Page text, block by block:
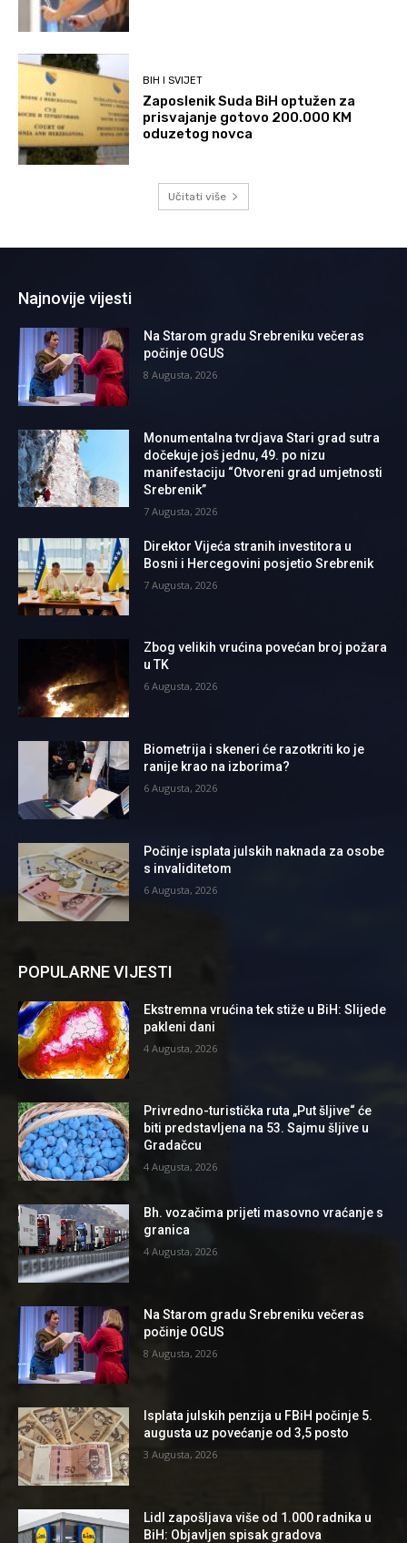
BIH I SVIJET
Zaposlenik Suda BiH optužen za
prisvajanje gotovo 200.000 KM
oduzetog novca
Učitati više
Najnovije vijesti
Na Starom gradu Srebreniku večeras
počinje OGUS
8 Augusta, 2026
Monumentalna tvrdjava Stari grad sutra
dočekuje još jednu, 49. po nizu
manifestaciju “Otvoreni grad umjetnosti
Srebrenik”
7 Augusta, 2026
Direktor Vijeća stranih investitora u
Bosni i Hercegovini posjetio Srebrenik
7 Augusta, 2026
Zbog velikih vrućina povećan broj požara
u TK
6 Augusta, 2026
Biometrija i skeneri će razotkriti ko je
ranije krao na izborima?
6 Augusta, 2026
Počinje isplata julskih naknada za osobe
s invaliditetom
6 Augusta, 2026
POPULARNE VIJESTI
Ekstremna vrućina tek stiže u BiH: Slijede
pakleni dani
4 Augusta, 2026
Privredno-turistička ruta „Put šljive“ će
biti predstavljena na 53. Sajmu šljive u
Gradačcu
4 Augusta, 2026
Bh. vozačima prijeti masovno vraćanje s
granica
4 Augusta, 2026
Na Starom gradu Srebreniku večeras
počinje OGUS
8 Augusta, 2026
Isplata julskih penzija u FBiH počinje 5.
augusta uz povećanje od 3,5 posto
3 Augusta, 2026
Lidl zapošljava više od 1.000 radnika u
BiH: Objavljen spisak gradova